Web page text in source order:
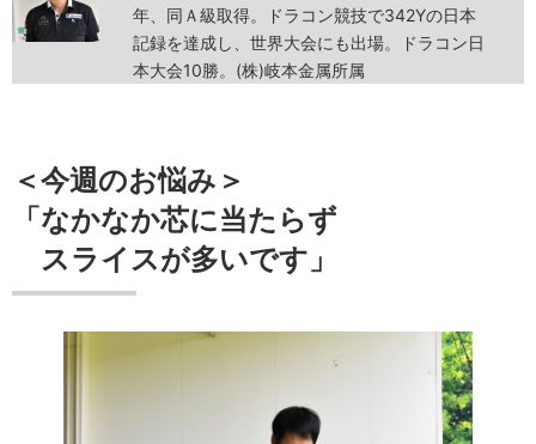
年、同Ａ級取得。ドラコン競技で342Yの日本
記録を達成し、世界大会にも出場。ドラコン日
本大会10勝。(株)岐本金属所属
＜今週のお悩み＞
「なかなか芯に当たらず
スライスが多いです」